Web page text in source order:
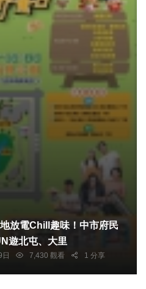
放電Chill趣味！中市府民
遊北屯、大里
7,430 觀看 1 分享